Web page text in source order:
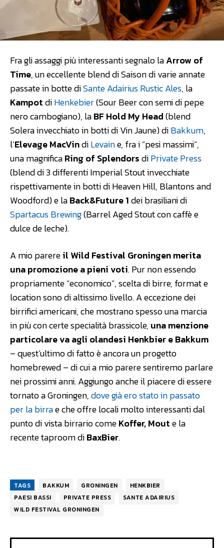
Fra gli assaggi più interessanti segnalo laArrow of
Time, un eccellente blend di Saison di varie annate
passate in botte diSante Adairius Rustic Ales, la
KampotdiHenkebier(Sour Beer con semi di pepe
nero cambogiano), laBF Hold My Head(blend
Solera invecchiato in botti di Vin Jaune) diBakkum,
l’Elevage MacVindiLevaine, fra i “pesi massimi”,
una magnificaRing of SplendorsdiPrivate Press
(blend di 3 differenti Imperial Stout invecchiate
rispettivamente in botti di Heaven Hill, Blantons and
Woodford) e laBack&Future 1dei brasiliani di
Spartacus Brewing(Barrel Aged Stout con caffè e
dulce de leche).
A mio parereil Wild Festival Groningen merita
una promozione a pieni voti. Pur non essendo
propriamente “economico”, scelta di birre, format e
location sono di altissimo livello. A eccezione dei
birrifici americani, che mostrano spesso una marcia
in più con certe specialità brassicole, una menzione
particolare va agli olandesi Henkbier e Bakkum
– quest’ultimo di fatto è ancora un progetto
homebrewed – di cui a mio parere sentiremo parlare
nei prossimi anni. Aggiungo anche il piacere di essere
tornato a Groningen,dove già ero stato in passato
per la birrae che offre locali molto interessanti dal
punto di vista birrario comeKoffer,Moute la
recente taproom diBaxBier.
TAGS BAKKUM GRONINGEN
HENKBIER
PAESI BASSI
PRIVATE PRESS
SANTE ADAIRIUS
WILD FESTIVAL GRONINGEN